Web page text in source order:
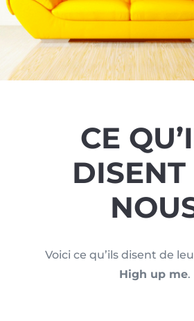
CE
DISENT
Voici ce qu’ils disent de
High up me.